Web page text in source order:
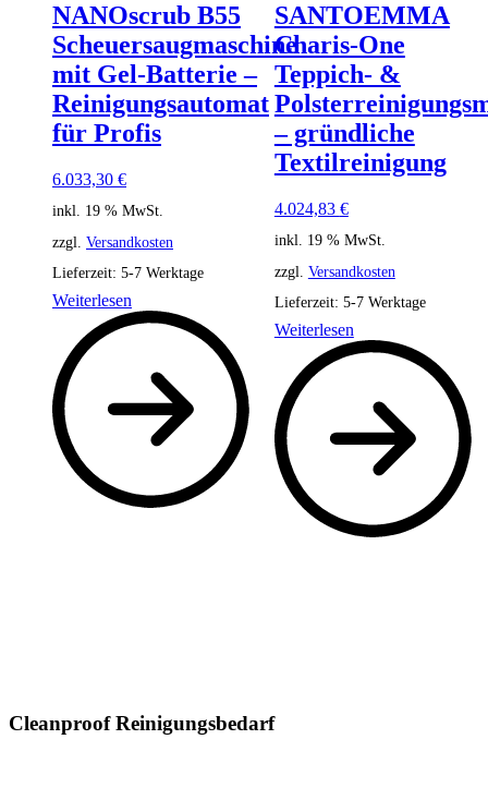
NANOscrub B55
Scheuersaugmaschine
mit Gel-Batterie –
Reinigungsautomat
für Profis
6.033,30 €
inkl. 19 % MwSt.
zzgl. Versandkosten
Lieferzeit: 5-7 Werktage
Weiterlesen
SANTOEMMA
Charis-One
Teppich- &
– gründliche
Textilreinigung
4.024,83 €
inkl. 19 % MwSt.
zzgl. Versandkosten
Lieferzeit: 5-7 Werktage
Weiterlesen
Cleanproof Reinigungsbedarf